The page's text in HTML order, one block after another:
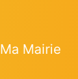
Ma Mairie